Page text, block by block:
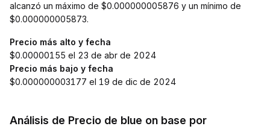
alcanzó un máximo de $0.000000005876 y un mínimo de
$0.000000005873.
Precio más alto y fecha
$0.00000155 el 23 de abr de 2024
Precio más bajo y fecha
$0.000000003177 el 19 de dic de 2024
Análisis de Precio de blue on base por